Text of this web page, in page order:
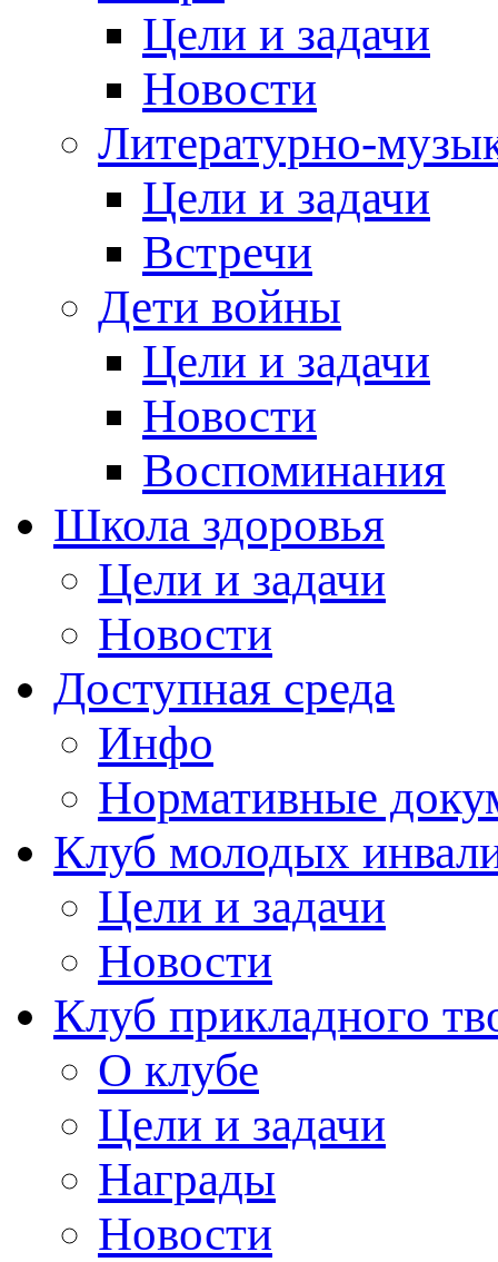
Цели и задачи
Новости
Литературно-
Цели и задачи
Встречи
Дети войны
Цели и задачи
Новости
Воспоминания
Школа здоровья
Цели и задачи
Новости
Доступная среда
Инфо
Нормативные
Клуб молодых
Цели и задачи
Новости
Клуб прикладного
О клубе
Цели и задачи
Награды
Новости